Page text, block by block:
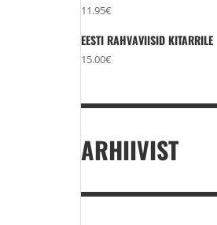
11.95€
EESTI RAHVAVIISID KITARRILE
15.00€
ARHIIVIST